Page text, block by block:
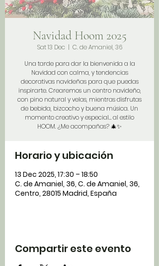
Navidad Hoom 2025
Sat 13 Dec
  |
C. de Amaniel, 36
Una tarde para dar la bienvenida a la
Navidad con calma, y tendencias
decorativas navideñas para que puedas
inspirarte. Crearemos un centro navideño,
con pino natural y velas, mientras disfrutas
de bebida, bizcocho y buena música. Un
momento creativo y especial… al estilo
HOOM. ¿Me acompañas? 🎄✨
Horario y ubicación
13 Dec 2025, 17:30 – 18:50
C. de Amaniel, 36, C. de Amaniel, 36,
Centro, 28015 Madrid, España
Compartir este evento